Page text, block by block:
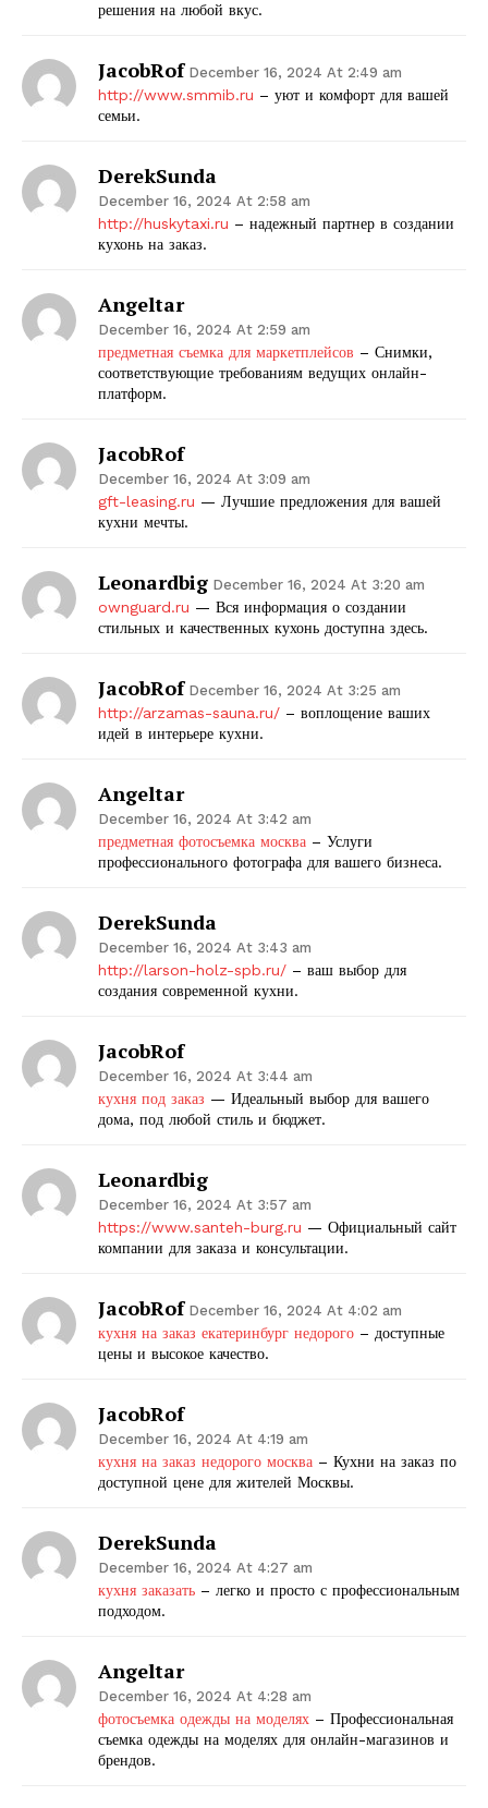
решения на любой вкус.
JacobRof December 16, 2024 At 2:49 am
http://www.smmib.ru – уют и комфорт для вашей
семьи.
DerekSunda
December 16, 2024 At 2:58 am
http://huskytaxi.ru – надежный партнер в создании
кухонь на заказ.
Angeltar
December 16, 2024 At 2:59 am
предметная съемка для маркетплейсов – Снимки,
соответствующие требованиям ведущих онлайн-
платформ.
JacobRof
December 16, 2024 At 3:09 am
gft-leasing.ru — Лучшие предложения для вашей
кухни мечты.
Leonardbig December 16, 2024 At 3:20 am
ownguard.ru — Вся информация о создании
стильных и качественных кухонь доступна здесь.
JacobRof December 16, 2024 At 3:25 am
http://arzamas-sauna.ru/ – воплощение ваших
идей в интерьере кухни.
Angeltar
December 16, 2024 At 3:42 am
предметная фотосъемка москва – Услуги
профессионального фотографа для вашего бизнеса.
DerekSunda
December 16, 2024 At 3:43 am
http://larson-holz-spb.ru/ – ваш выбор для
создания современной кухни.
JacobRof
December 16, 2024 At 3:44 am
кухня под заказ — Идеальный выбор для вашего
дома, под любой стиль и бюджет.
Leonardbig
December 16, 2024 At 3:57 am
https://www.santeh-burg.ru — Официальный сайт
компании для заказа и консультации.
JacobRof December 16, 2024 At 4:02 am
кухня на заказ екатеринбург недорого – доступные
цены и высокое качество.
JacobRof
December 16, 2024 At 4:19 am
кухня на заказ недорого москва – Кухни на заказ по
доступной цене для жителей Москвы.
DerekSunda
December 16, 2024 At 4:27 am
кухня заказать – легко и просто с профессиональным
подходом.
Angeltar
December 16, 2024 At 4:28 am
фотосъемка одежды на моделях – Профессиональная
съемка одежды на моделях для онлайн-магазинов и
брендов.